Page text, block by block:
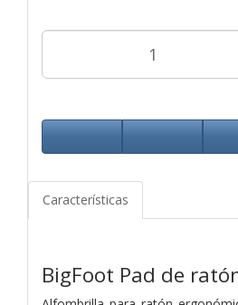
Características
BigFoot Pad de